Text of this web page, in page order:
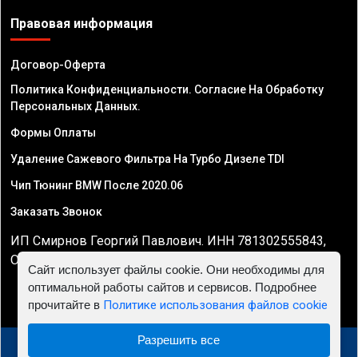
Правовая информация
Договор-Оферта
Политика Конфиденциальности. Согласие На Обработку
Персональных Данных.
Формы Оплаты
Удаление Сажевого Фильтра На Турбо Дизеле TDI
Чип Тюнинг BMW После 2020.06
Заказать Звонок
ИП Смирнов Георгий Павлович. ИНН 781302555843,
ОГРНИП 324470400032610
© 2010 - 2026 Чип тюнинг двигателя автомобиля -
Сайт использует файлы cookie. Они необходимы для
оптимальной работы сайтов и сервисов. Подробнее
прочитайте в Политике использования файлов cookie
Разрешить все